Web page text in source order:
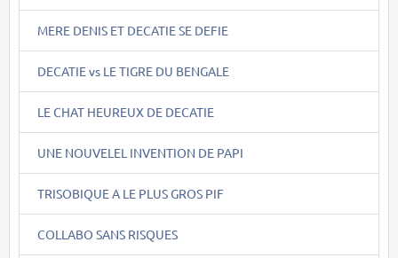
MERE DENIS ET DECATIE SE DEFIE
DECATIE vs LE TIGRE DU BENGALE
LE CHAT HEUREUX DE DECATIE
UNE NOUVELEL INVENTION DE PAPI
TRISOBIQUE A LE PLUS GROS PIF
COLLABO SANS RISQUES